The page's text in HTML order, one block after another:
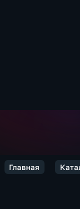
Главная